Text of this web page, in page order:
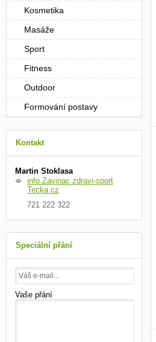
Kosmetika
Masáže
Sport
Fitness
Outdoor
Formování postavy
Kontakt
Martin Stoklasa
info Zavinac zdravi-sport
Tecka cz
721 222 322
Speciální přání
Vaše přání